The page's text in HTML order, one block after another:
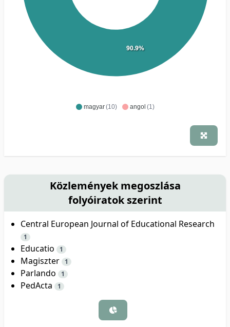
magyar(10) angol (1)
90.9%
Közlemények megoszlása
folyóiratok szerint
Central European Journal of Educational Research
1
Educatio 1
Magiszter 1
Parlando 1
PedActa 1